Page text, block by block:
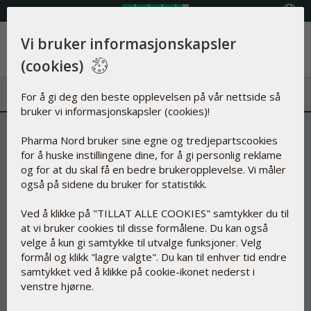
Vi bruker informasjonskapsler
(cookies)
For å gi deg den beste opplevelsen på vår nettside så
bruker vi informasjonskapsler (cookies)!
Pharma Nord bruker sine egne og tredjepartscookies
for å huske instillingene dine, for å gi personlig reklame
og for at du skal få en bedre brukeropplevelse. Vi måler
også på sidene du bruker for statistikk.
Ved å klikke på "TILLAT ALLE COOKIES" samtykker du til
at vi bruker cookies til disse formålene. Du kan også
velge å kun gi samtykke til utvalge funksjoner. Velg
formål og klikk "lagre valgte". Du kan til enhver tid endre
samtykket ved å klikke på cookie-ikonet nederst i
venstre hjørne.